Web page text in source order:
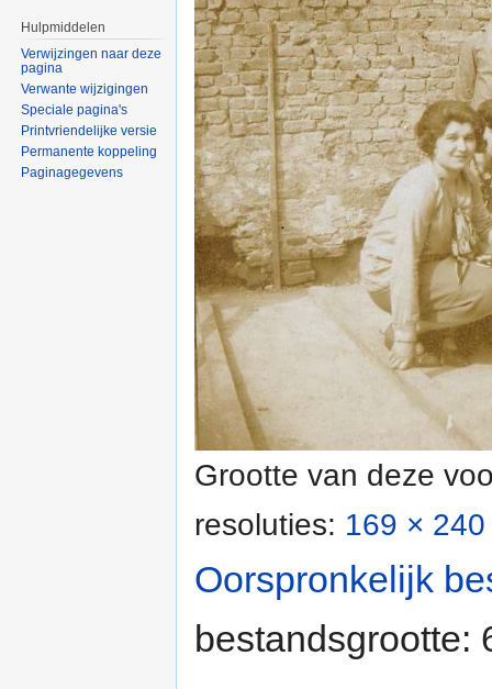
Grootte van deze
resoluties: 169 ×
Oorspronkelijk
bestandsgrootte:
Hulpmiddelen
Verwijzingen naar deze
pagina
Verwante wijzigingen
Speciale pagina's
Printvriendelijke versie
Permanente koppeling
Paginagegevens